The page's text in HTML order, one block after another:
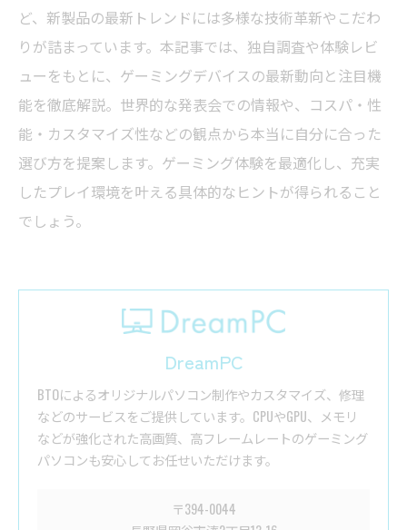
ど、新製品の最新トレンドには多様な技術革新やこだわ
りが詰まっています。本記事では、独自調査や体験レビ
ューをもとに、ゲーミングデバイスの最新動向と注目機
能を徹底解説。世界的な発表会での情報や、コスパ・性
能・カスタマイズ性などの観点から本当に自分に合った
選び方を提案します。ゲーミング体験を最適化し、充実
したプレイ環境を叶える具体的なヒントが得られること
でしょう。
DreamPC
BTOによるオリジナルパソコン制作やカスタマイズ、修理
などのサービスをご提供しています。CPUやGPU、メモリ
などが強化された高画質、高フレームレートのゲーミング
パソコンも安心してお任せいただけます。
〒394-0044